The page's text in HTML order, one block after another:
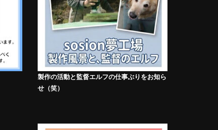
製作の活動と監督エルフの仕事ぶりをお知ら
せ（笑）